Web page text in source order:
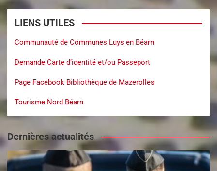
LIENS UTILES
Communauté de Communes Luys en Béarn
Demande Carte d’identité et/ou Passeport
Page Facebook Bibliothèque de Mazerolles
Tourisme Nord Béarn
Dernières actualités